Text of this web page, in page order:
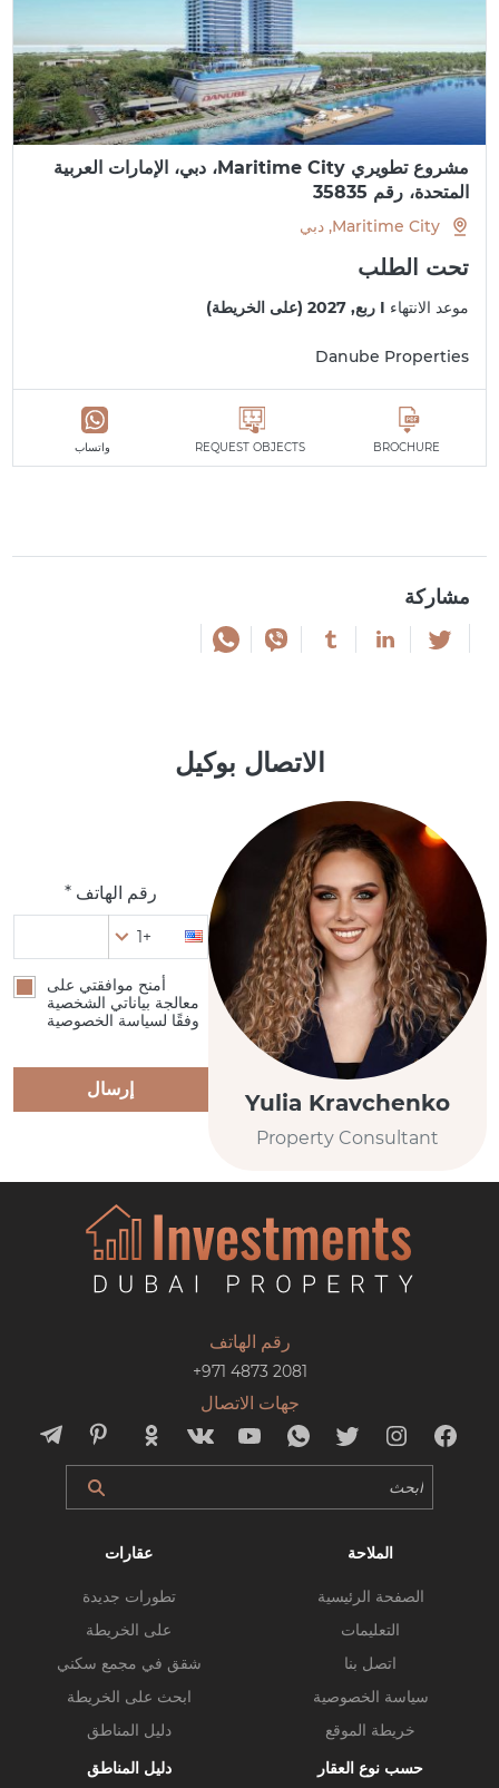
مشروع تطويري Maritime City، دبي، الإمارات العربية
المتحدة، رقم 35835
Maritime City, دبي
تحت الطلب
موعد الانتهاء I ربع, 2027 (على الخريطة)
Danube Properties
BROCHURE
REQUEST OBJECTS واتساب
مشاركة
الاتصال بوكيل
Yulia Kravchenko
Property Consultant
رقم الهاتف *
+1
أمنح موافقتي على
معالجة بياناتي الشخصية
وفقًا لسياسة الخصوصية
إرسال
رقم الهاتف
+971 4873 2081
جهات الاتصال
الملاحة
الصفحة الرئيسية
التعليمات
اتصل بنا
سياسة الخصوصية
خريطة الموقع
عقارات
تطورات جديدة
على الخريطة
شقق في مجمع سكني
ابحث على الخريطة
دليل المناطق
حسب نوع العقار
دليل المناطق